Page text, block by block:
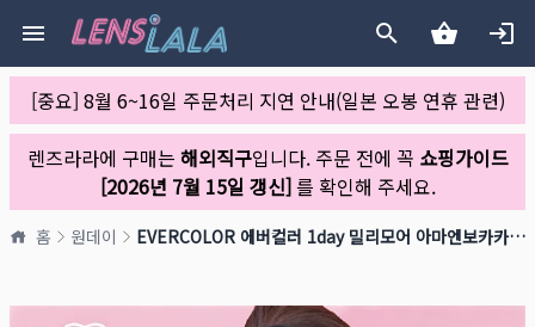
[중요] 8월 6~16일 주문처리 지연 안내(일본 오봉 연휴 관련)
렌즈라라에 구매는 해외직구입니다. 주문 전에 꼭 쇼핑가이드
[2026년 7월 15일 갱신]를 확인해 주세요.
홈 원데이 EVERCOLOR 에버컬러 1day 밀리모어 아마엔보카카오(1박스 10개들이)